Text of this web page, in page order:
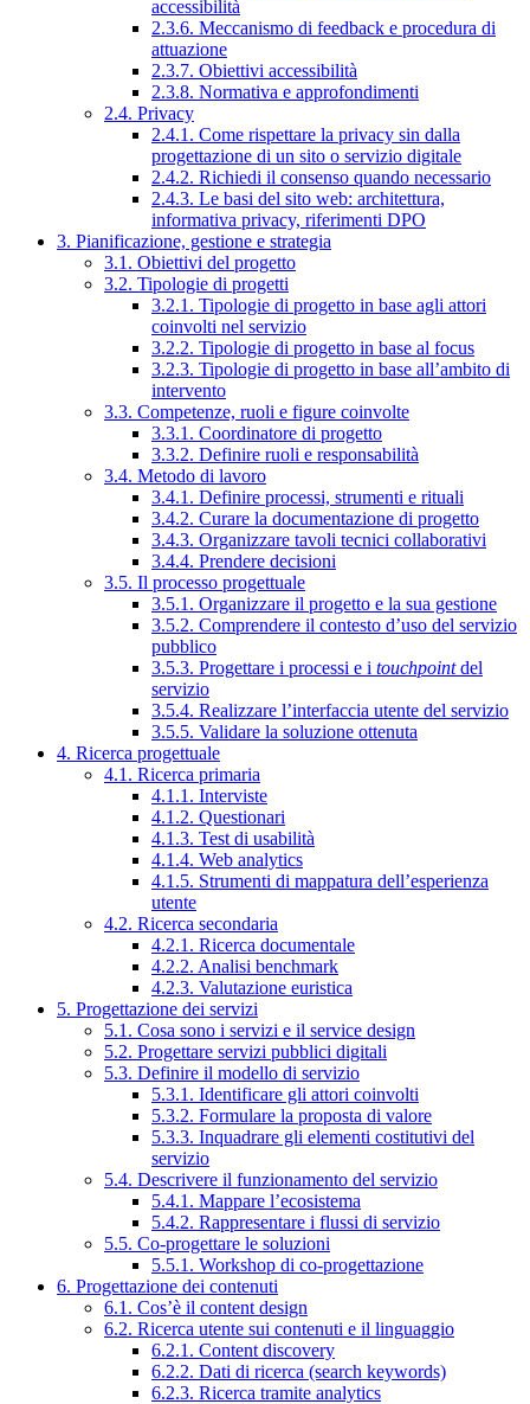
accessibilità
2.3.6. Meccanismo di feedback e procedura di
attuazione
2.3.7. Obiettivi accessibilità
2.3.8. Normativa e approfondimenti
2.4. Privacy
2.4.1. Come rispettare la privacy sin dalla
progettazione di un sito o servizio digitale
2.4.2. Richiedi il consenso quando necessario
2.4.3. Le basi del sito web: architettura,
informativa privacy, riferimenti DPO
3. Pianificazione, gestione e strategia
3.1. Obiettivi del progetto
3.2. Tipologie di progetti
3.2.1. Tipologie di progetto in base agli attori
coinvolti nel servizio
3.2.2. Tipologie di progetto in base al focus
3.2.3. Tipologie di progetto in base all’ambito di
intervento
3.3. Competenze, ruoli e figure coinvolte
3.3.1. Coordinatore di progetto
3.3.2. Definire ruoli e responsabilità
3.4. Metodo di lavoro
3.4.1. Definire processi, strumenti e rituali
3.4.2. Curare la documentazione di progetto
3.4.3. Organizzare tavoli tecnici collaborativi
3.4.4. Prendere decisioni
3.5. Il processo progettuale
3.5.1. Organizzare il progetto e la sua gestione
3.5.2. Comprendere il contesto d’uso del servizio
pubblico
3.5.3. Progettare i processi e i touchpointdel
servizio
3.5.4. Realizzare l’interfaccia utente del servizio
3.5.5. Validare la soluzione ottenuta
4. Ricerca progettuale
4.1. Ricerca primaria
4.1.1. Interviste
4.1.2. Questionari
4.1.3. Test di usabilità
4.1.4. Web analytics
4.1.5. Strumenti di mappatura dell’esperienza
utente
4.2. Ricerca secondaria
4.2.1. Ricerca documentale
4.2.2. Analisi benchmark
4.2.3. Valutazione euristica
5. Progettazione dei servizi
5.1. Cosa sono i servizi e il service design
5.2. Progettare servizi pubblici digitali
5.3. Definire il modello di servizio
5.3.1. Identificare gli attori coinvolti
5.3.2. Formulare la proposta di valore
5.3.3. Inquadrare gli elementi costitutivi del
servizio
5.4. Descrivere il funzionamento del servizio
5.4.1. Mappare l’ecosistema
5.4.2. Rappresentare i flussi di servizio
5.5. Co-progettare le soluzioni
5.5.1. Workshop di co-progettazione
6. Progettazione dei contenuti
6.1. Cos’è il content design
6.2. Ricerca utente sui contenuti e il linguaggio
6.2.1. Content discovery
6.2.2. Dati di ricerca (search keywords)
6.2.3. Ricerca tramite analytics